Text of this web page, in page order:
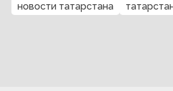
новости татарстана